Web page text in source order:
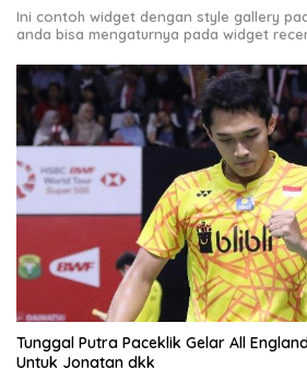
Ini contoh widget dengan style gallery
anda bisa mengaturnya pada widget
Tunggal Putra Paceklik Gelar All
Untuk Jonatan dkk